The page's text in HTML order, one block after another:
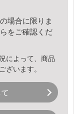
場合に限りま
をご確認くだ
によって、商品
ざいます。